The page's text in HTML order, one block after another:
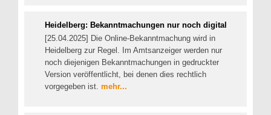
Heidelberg: Bekanntmachungen nur noch digital
[25.04.2025] Die Online-Bekanntmachung wird in
Heidelberg zur Regel. Im Amtsanzeiger werden nur
noch diejenigen Bekanntmachungen in gedruckter
Version veröffentlicht, bei denen dies rechtlich
vorgegeben ist. mehr...